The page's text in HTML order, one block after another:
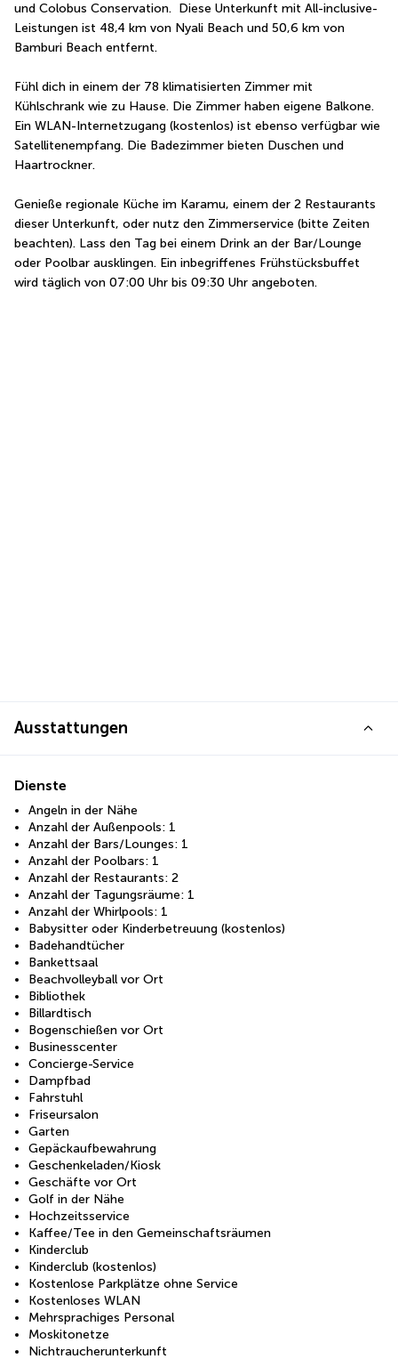
und Colobus Conservation.  Diese Unterkunft mit All-inclusive-
Leistungen ist 48,4 km von Nyali Beach und 50,6 km von
Bamburi Beach entfernt.
Fühl dich in einem der 78 klimatisierten Zimmer mit
Kühlschrank wie zu Hause. Die Zimmer haben eigene Balkone.
Ein WLAN-Internetzugang (kostenlos) ist ebenso verfügbar wie
Satellitenempfang. Die Badezimmer bieten Duschen und
Haartrockner.
Genieße regionale Küche im Karamu, einem der 2 Restaurants
dieser Unterkunft, oder nutz den Zimmerservice (bitte Zeiten
beachten). Lass den Tag bei einem Drink an der Bar/Lounge
oder Poolbar ausklingen. Ein inbegriffenes Frühstücksbuffet
wird täglich von 07:00 Uhr bis 09:30 Uhr angeboten.
Ausstattungen
Dienste
Angeln in der Nähe
Anzahl der Außenpools: 1
Anzahl der Bars/Lounges: 1
Anzahl der Poolbars: 1
Anzahl der Restaurants: 2
Anzahl der Tagungsräume: 1
Anzahl der Whirlpools: 1
Babysitter oder Kinderbetreuung (kostenlos)
Badehandtücher
Bankettsaal
Beachvolleyball vor Ort
Bibliothek
Billardtisch
Bogenschießen vor Ort
Businesscenter
Concierge-Service
Dampfbad
Fahrstuhl
Friseursalon
Garten
Gepäckaufbewahrung
Geschenkeladen/Kiosk
Geschäfte vor Ort
Golf in der Nähe
Hochzeitsservice
Kaffee/Tee in den Gemeinschaftsräumen
Kinderclub
Kinderclub (kostenlos)
Kostenlose Parkplätze ohne Service
Kostenloses WLAN
Mehrsprachiges Personal
Moskitonetze
Nichtraucherunterkunft